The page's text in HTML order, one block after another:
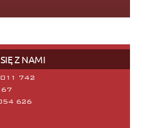
Z NAMI
742
626